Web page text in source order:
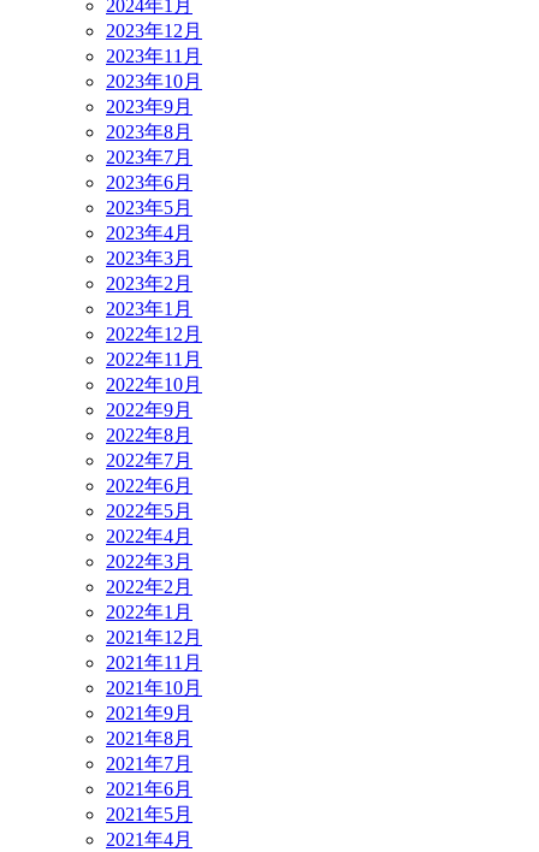
2024年1月
2023年12月
2023年11月
2023年10月
2023年9月
2023年8月
2023年7月
2023年6月
2023年5月
2023年4月
2023年3月
2023年2月
2023年1月
2022年12月
2022年11月
2022年10月
2022年9月
2022年8月
2022年7月
2022年6月
2022年5月
2022年4月
2022年3月
2022年2月
2022年1月
2021年12月
2021年11月
2021年10月
2021年9月
2021年8月
2021年7月
2021年6月
2021年5月
2021年4月